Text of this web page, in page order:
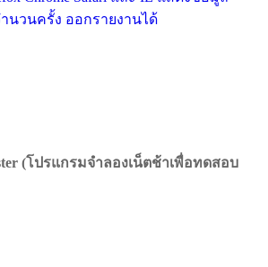
ำนวนครั้ง ออกรายงานได้
(โปรแกรมจำลองเน็ตช้าเพื่อทดสอบ